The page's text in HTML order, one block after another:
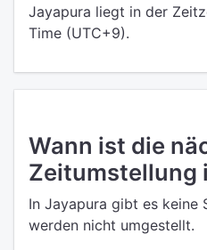
Jayapura liegt in der
Time (UTC+9).
Wann ist die
Zeitumstellung
In Jayapura gibt es keine
werden nicht umgestellt.